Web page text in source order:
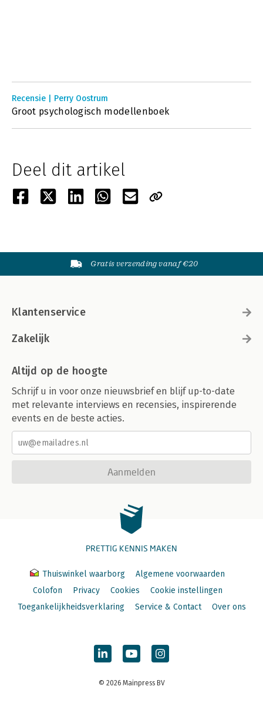
Recensie | Perry Oostrum
Groot psychologisch modellenboek
Deel dit artikel
Gratis verzending vanaf €20
Klantenservice
Zakelijk
Altijd op de hoogte
Schrijf u in voor onze nieuwsbrief en blijf up-to-date
met relevante interviews en recensies, inspirerende
events en de beste acties.
Aanmelden
PRETTIG KENNIS MAKEN
Thuiswinkel waarborg
Algemene voorwaarden
Colofon
Privacy Cookies
Cookie instellingen
Toegankelijkheidsverklaring
Service & Contact Over ons
© 2026 Mainpress BV